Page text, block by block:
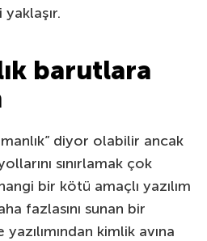
barutlara
diyor olabilir ancak
sınırlamak çok
bir kötü amaçlı yazılım
fazlasını sunan bir
kimlik avına